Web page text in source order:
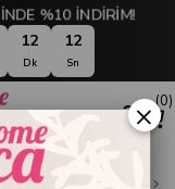
%10 İNDİRİM!
12
Dk
12
Sn
0
cm Çerçeveli Tablo
×